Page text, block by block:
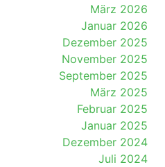
März 2026
Januar 2026
Dezember 2025
November 2025
September 2025
März 2025
Februar 2025
Januar 2025
Dezember 2024
Juli 2024